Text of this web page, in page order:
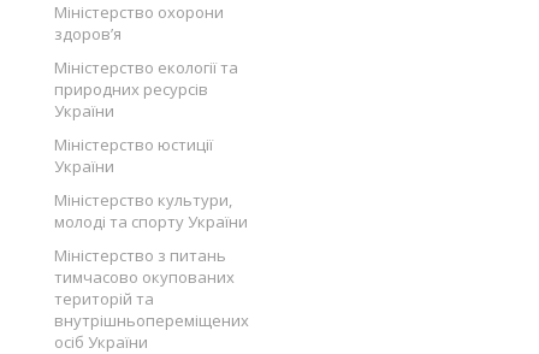
Міністерство охорони
здоров’я
Міністерство екології та
природних ресурсів
України
Міністерство юстиції
України
Міністерство культури,
молоді та спорту України
Міністерство з питань
тимчасово окупованих
територій та
внутрішньопереміщених
осіб України